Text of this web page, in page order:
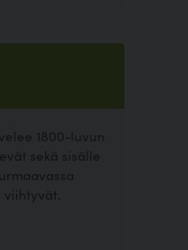
1800-luvun
sekä sisälle